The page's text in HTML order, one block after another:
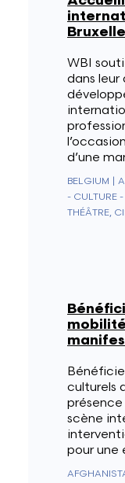
WBI
dans
d’une
BELGIUM
- CULTURE
THÉÂTRE,
culturels
scène
pour une